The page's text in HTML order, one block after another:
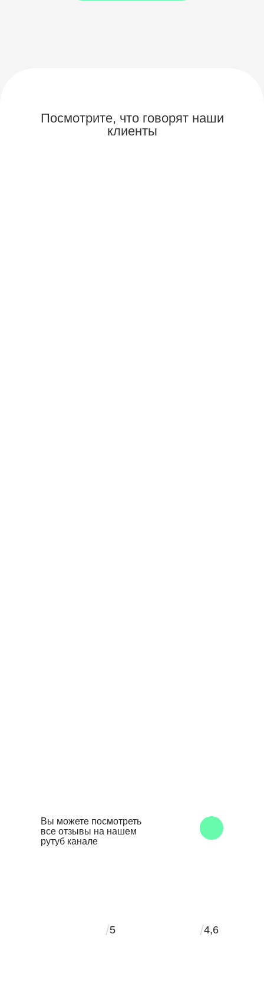
Посмотрите, что говорят наши
клиенты
Вы можете посмотреть
все отзывы на нашем
рутуб канале
/5 /4,6